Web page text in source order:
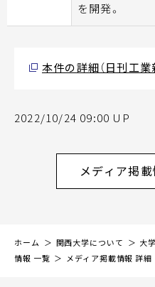
を開発。
本件の詳細（日刊工業
2022/10/24 09:00 UP
メディア掲
ホーム 関西大学について 大
情報 一覧
メディア掲載情報 詳細